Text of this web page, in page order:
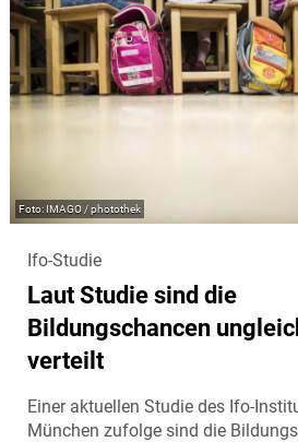
IMAGO / photothek
Ifo-Studie
Laut Studie sind die
Bildungschancen
verteilt
Einer aktuellen Studie des Ifo-
München zufolge sind die